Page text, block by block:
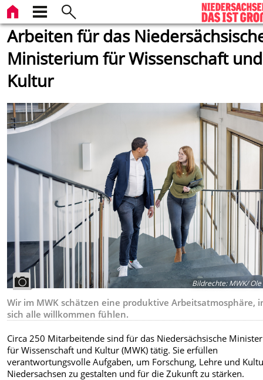
Arbeiten für das
Ministerium für Wissenschaft und
Kultur
Bildrechte:MWK/ Ole
Wir im MWK schätzen eine produktive Arbeitsatmosphäre,
sich alle willkommen fühlen.
Circa 250 Mitarbeitende sind für das Niedersächsische
für Wissenschaft und Kultur (MWK) tätig. Sie erfüllen
verantwortungsvolle Aufgaben, um Forschung, Lehre und
Niedersachsen zu gestalten und für die Zukunft zu stärken.